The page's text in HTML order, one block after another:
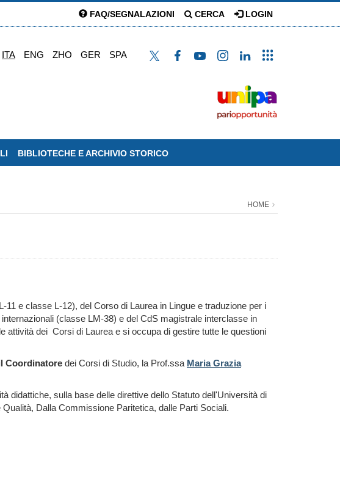
FAQ/SEGNALAZIONI CERCA LOGIN
ITA ENG ZHO GER SPA
BIBLIOTECHE E ARCHIVIO STORICO
HOME
e classe L-12), del Corso di Laurea in Lingue e traduzione per i
(classe LM-38) e del CdS magistrale interclasse in
attività dei Corsi di Laurea e si occupa di gestire tutte le questioni
Coordinatore dei Corsi di Studio, la Prof.ssa Maria Grazia
didattiche, sulla base delle direttive dello Statuto dell'Università di
Dalla Commissione Paritetica, dalle Parti Sociali.